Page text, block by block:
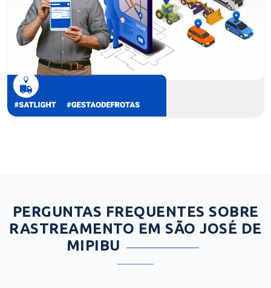
PERGUNTAS FREQUENTES SOBRE
RASTREAMENTO EM SÃO JOSÉ DE
MIPIBU